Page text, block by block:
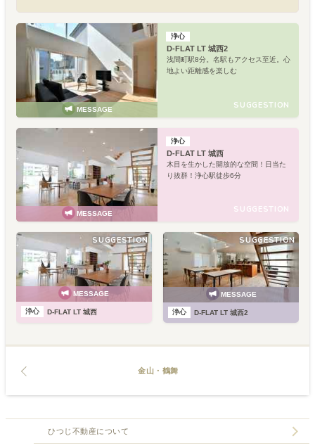
MESSAGE
浄心
D-FLAT LT 城西2
浅間町駅8分。名駅もアクセス至近。心
地よい距離感を楽しむ
SUGGESTION
MESSAGE
浄心
D-FLAT LT 城西
木目を生かした開放的な空間！日当た
り抜群！浄心駅徒歩6分
SUGGESTION
MESSAGE
浄心 D-FLAT LT 城西
SUGGESTION
MESSAGE
浄心 D-FLAT LT 城西2
SUGGESTION
金山・鶴舞
ひつじ不動産について